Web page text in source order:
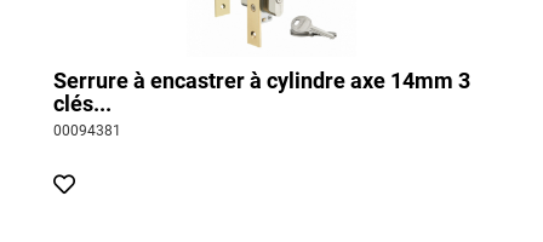
Serrure à encastrer à cylindre axe 14mm 3
clés...
00094381